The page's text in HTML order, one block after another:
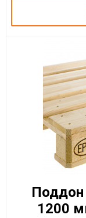
Поддон
1200